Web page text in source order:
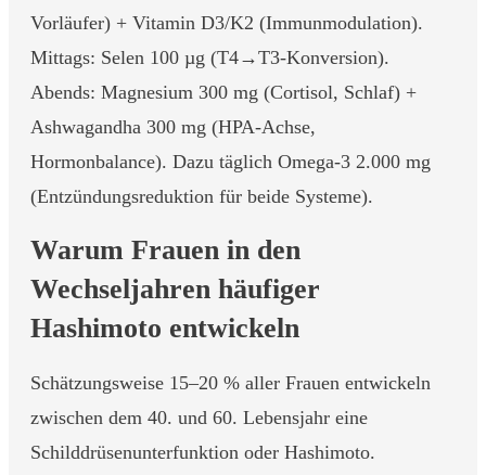
Vorläufer) + Vitamin D3/K2 (Immunmodulation).
Mittags: Selen 100 µg (T4→T3-Konversion).
Abends: Magnesium 300 mg (Cortisol, Schlaf) +
Ashwagandha 300 mg (HPA-Achse,
Hormonbalance). Dazu täglich Omega-3 2.000 mg
(Entzündungsreduktion für beide Systeme).
Warum Frauen in den
Wechseljahren häufiger
Hashimoto entwickeln
Schätzungsweise 15–20 % aller Frauen entwickeln
zwischen dem 40. und 60. Lebensjahr eine
Schilddrüsenunterfunktion oder Hashimoto.